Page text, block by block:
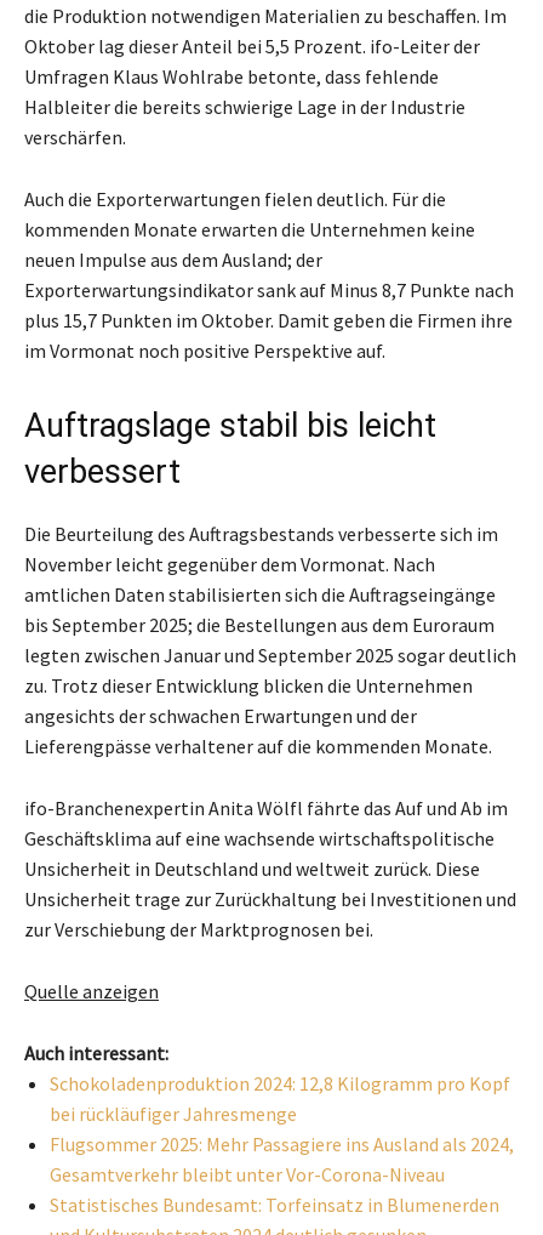
die Produktion notwendigen Materialien zu beschaffen. Im
Oktober lag dieser Anteil bei 5,5 Prozent. ifo-Leiter der
Umfragen Klaus Wohlrabe betonte, dass fehlende
Halbleiter die bereits schwierige Lage in der Industrie
verschärfen.
Auch die Exporterwartungen fielen deutlich. Für die
kommenden Monate erwarten die Unternehmen keine
neuen Impulse aus dem Ausland; der
Exporterwartungsindikator sank auf Minus 8,7 Punkte nach
plus 15,7 Punkten im Oktober. Damit geben die Firmen ihre
im Vormonat noch positive Perspektive auf.
Auftragslage stabil bis leicht
verbessert
Die Beurteilung des Auftragsbestands verbesserte sich im
November leicht gegenüber dem Vormonat. Nach
amtlichen Daten stabilisierten sich die Auftragseingänge
bis September 2025; die Bestellungen aus dem Euroraum
legten zwischen Januar und September 2025 sogar deutlich
zu. Trotz dieser Entwicklung blicken die Unternehmen
angesichts der schwachen Erwartungen und der
Lieferengpässe verhaltener auf die kommenden Monate.
ifo-Branchenexpertin Anita Wölfl fährte das Auf und Ab im
Geschäftsklima auf eine wachsende wirtschaftspolitische
Unsicherheit in Deutschland und weltweit zurück. Diese
Unsicherheit trage zur Zurückhaltung bei Investitionen und
zur Verschiebung der Marktprognosen bei.
Quelle anzeigen
Auch interessant:
Schokoladenproduktion 2024: 12,8 Kilogramm pro Kopf
bei rückläufiger Jahresmenge
Flugsommer 2025: Mehr Passagiere ins Ausland als 2024,
Gesamtverkehr bleibt unter Vor-Corona-Niveau
Statistisches Bundesamt: Torfeinsatz in Blumenerden